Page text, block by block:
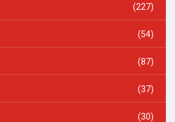
(227)
(54)
(87)
(37)
(30)